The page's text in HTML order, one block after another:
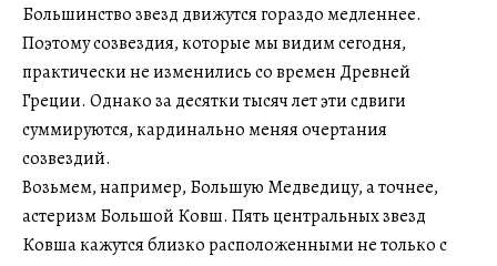
Большинство звезд движутся гораздо медленнее.
Поэтому созвездия, которые мы видим сегодня,
практически не изменились со времен Древней
Греции. Однако за десятки тысяч лет эти сдвиги
суммируются, кардинально меняя очертания
созвездий.
Возьмем, например, Большую Медведицу, а точнее,
астеризм Большой Ковш. Пять центральных звезд
Ковша кажутся близко расположенными не только с